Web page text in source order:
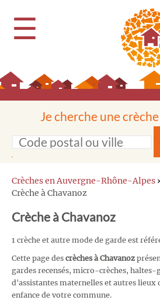
☰
Je cherche une crèche
Crèches en Auvergne-Rhône-Alpes ›
Crèche à Chavanoz
Crèche à Chavanoz
1 crèche et autre mode de garde est
Cette page des crèches à Chavanoz
gardes recensés, micro-crèches, haltes-
d'assistantes maternelles et autres lieux
enfance de votre commune.